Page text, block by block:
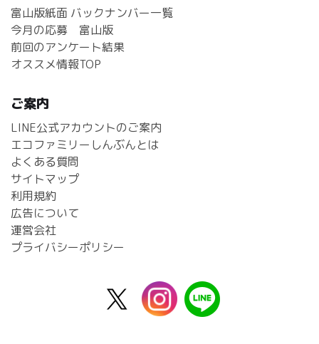
富山版紙面 バックナンバー一覧
今月の応募 富山版
前回のアンケート結果
オススメ情報TOP
ご案内
LINE公式アカウントのご案内
エコファミリーしんぶんとは
よくある質問
サイトマップ
利用規約
広告について
運営会社
プライバシーポリシー
instagram